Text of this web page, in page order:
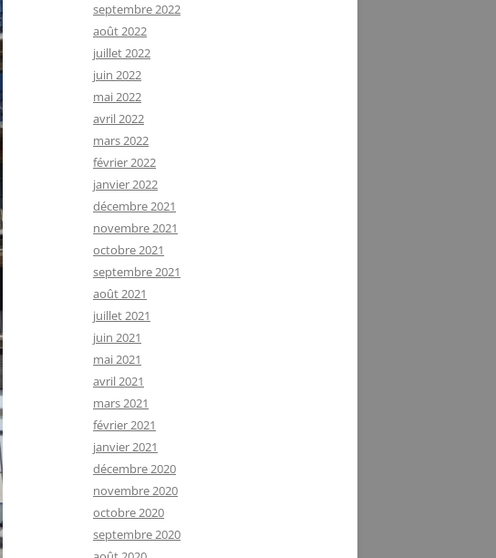
septembre 2022
août 2022
juillet 2022
juin 2022
mai 2022
avril 2022
mars 2022
février 2022
janvier 2022
décembre 2021
novembre 2021
octobre 2021
septembre 2021
août 2021
juillet 2021
juin 2021
mai 2021
avril 2021
mars 2021
février 2021
janvier 2021
décembre 2020
novembre 2020
octobre 2020
septembre 2020